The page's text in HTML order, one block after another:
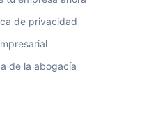
de privacidad
de la abogacía